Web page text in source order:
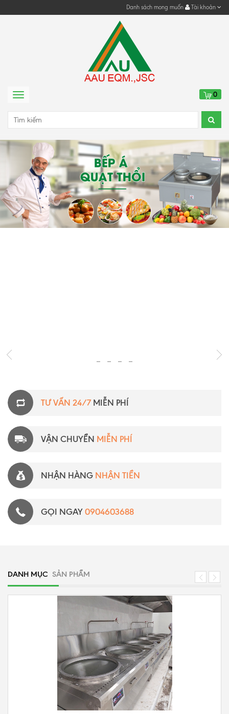
Danh sách mong muốn Tài khoản
Menu 0
TƯ VẤN 24/7 MIỄN PHÍ
VẬN CHUYỂN MIỄN PHÍ
NHẬN HÀNG NHẬN TIỀN
GỌI NGAY 0904603688
DANH MỤC SẢN PHẨM